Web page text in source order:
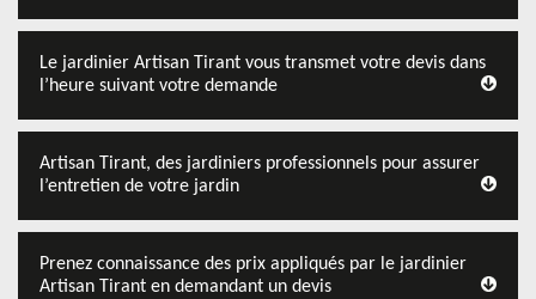
Le jardinier Artisan Tirant vous transmet votre devis dans
l’heure suivant votre demande
Artisan Tirant, des jardiniers professionnels pour assurer
l’entretien de votre jardin
Prenez connaissance des prix appliqués par le jardinier
Artisan Tirant en demandant un devis